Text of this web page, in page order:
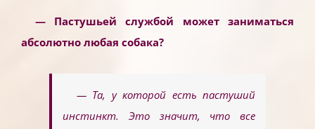
— Пастушьей службой может заниматься
абсолютно любая собака?
— Та, у которой есть пастуший
инстинкт. Это значит, что все